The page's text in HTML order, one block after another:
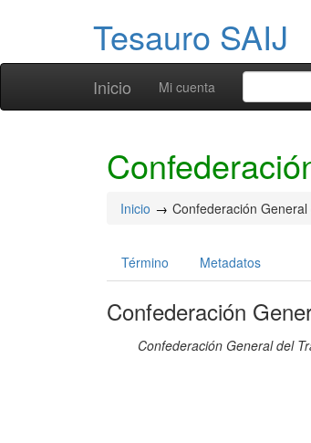
Tesauro SAIJ
Inicio Mi cuenta
Inicio Confederación
Término Metadatos
Confederación
Confederación General del